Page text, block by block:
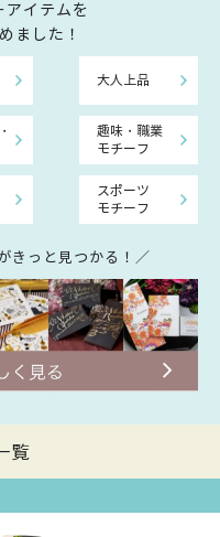
アイテムを
ました！
大人上品
趣味・職業
モチーフ
スポーツ
モチーフ
きっと見つかる！／
覧